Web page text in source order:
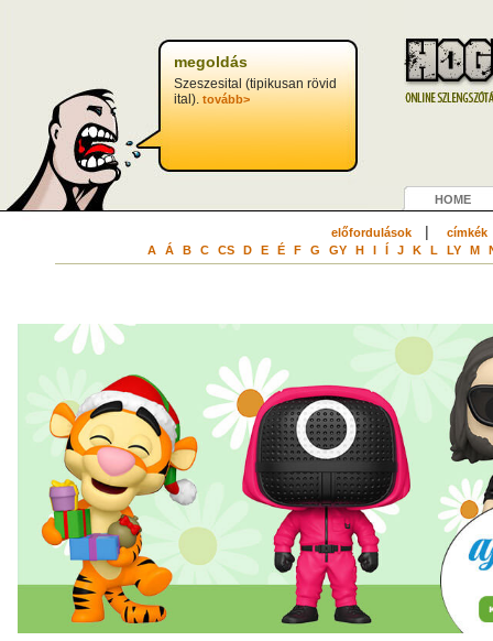
megoldás
Szeszesital (tipikusan rövid
ital). tovább>
HOME
előfordulások| címkék
A Á B C CS D E É F G GY H I Í J K L LY M